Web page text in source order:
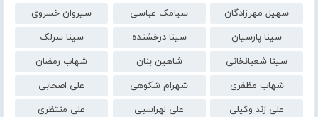
سهیل مهرزادگان
سیامک عباسی
سیروان خسروی
سینا پارسیان
سینا درخشنده
سینا سرلک
سینا شعبانخانی
شاهین بنان
شهاب رمضان
شهاب مظفری
شهرام شکوهی
علی اصحابی
علی زند وکیلی
علی لهراسبی
علی منتظری